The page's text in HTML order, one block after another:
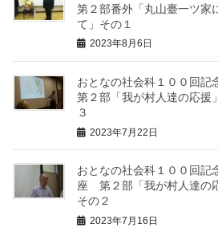
第２部番外「丸山臺一ツ家
て」その１
2023年8月6日
おとなの社会科１００回記
第２部「我が村人達の応援
３
2023年7月22日
おとなの社会科１００回記
座 第２部「我が村人達の
その２
2023年7月16日